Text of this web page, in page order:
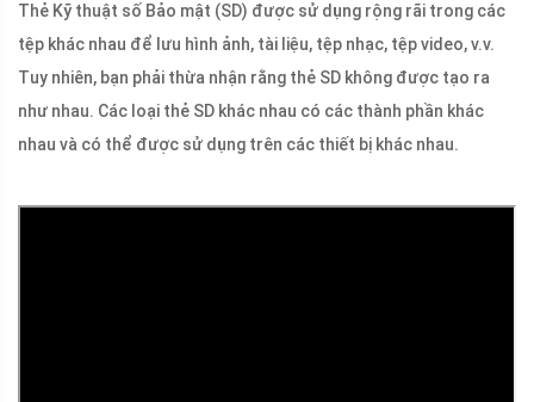
Thẻ Kỹ thuật số Bảo mật (SD) được sử dụng rộng rãi trong các
tệp khác nhau để lưu hình ảnh, tài liệu, tệp nhạc, tệp video, v.v.
Tuy nhiên, bạn phải thừa nhận rằng thẻ SD không được tạo ra
như nhau. Các loại thẻ SD khác nhau có các thành phần khác
nhau và có thể được sử dụng trên các thiết bị khác nhau.